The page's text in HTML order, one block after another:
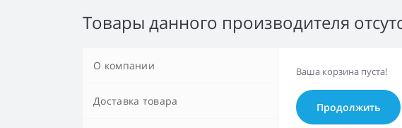
Товары данного производителя
О компании
Доставка товара
Ваша корзина пуста!
Продолжить